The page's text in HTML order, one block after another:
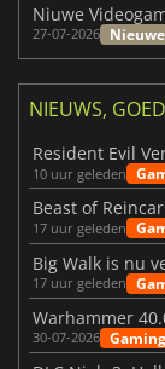
27-07-2026
NIEUWS,
10 uur geleden
17 uur geleden
17 uur geleden
30-07-2026